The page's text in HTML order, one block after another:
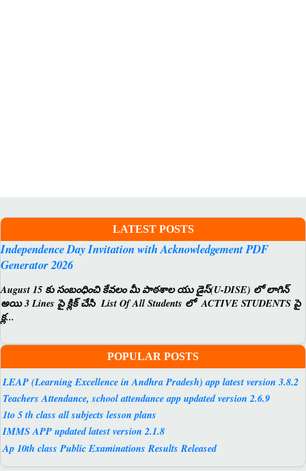
LATEST POSTS
Independence Day Invitation with Acknowledgement PDF
Generator 2026
August 15 కు సంబంధించి కేవలం మీ పాఠశాల యు డైస్(U-DISE) లో లాగిన్
అయి 3 Lines పై క్లిక్ చేసి List Of All Students లో ACTIVE STUDENTS పై
క్ల...
POPULAR POSTS
LEAP (Learning Excellence in Andhra Pradesh) app latest version 3.8.2
Teachers Attendance, school attendance app updated version 2.6.9
1to 5 th class all subjects lesson plans
IMMS APP updated latest version 2.1.8
Ap 10th class Public Examinations Results Released